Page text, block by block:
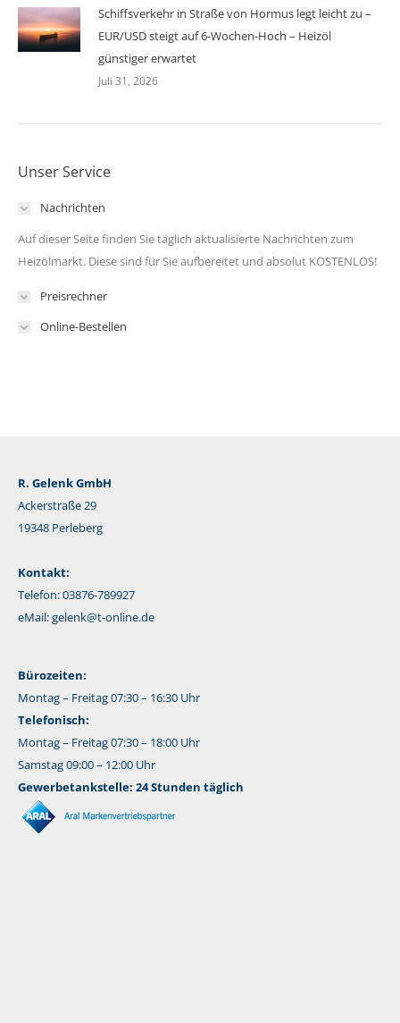
Schiffsverkehr in Straße von Hormus legt leicht zu –
EUR/USD steigt auf 6-Wochen-Hoch – Heizöl
günstiger erwartet
Juli 31, 2026
Unser Service
Nachrichten
Auf dieser Seite finden Sie täglich aktualisierte Nachrichten zum
Heizölmarkt. Diese sind für Sie aufbereitet und absolut KOSTENLOS!
Preisrechner
Online-Bestellen
R. Gelenk GmbH
Ackerstraße 29
19348 Perleberg
Kontakt:
Telefon: 03876-789927
eMail:gelenk@t-online.de
Bürozeiten:
Montag – Freitag 07:30 – 16:30 Uhr
Telefonisch:
Montag – Freitag 07:30 – 18:00 Uhr
Samstag 09:00 – 12:00 Uhr
Gewerbetankstelle: 24 Stunden täglich